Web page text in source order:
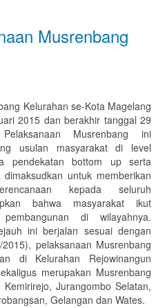
Musrenbang
Kelurahan se-Kota Magelang
2015 dan berakhir tanggal 29
Musrenbang ini
usulan masyarakat di level
pendekatan bottom up serta
untuk memberikan
kepada seluruh
bahwa masyarakat ikut
di wilayahnya.
ini berjalan sesuai dengan
pelaksanaan Musrenbang
di Kelurahan Rejowinangun
merupakan Musrenbang
Jurangombo Selatan,
Gelangan dan Wates.